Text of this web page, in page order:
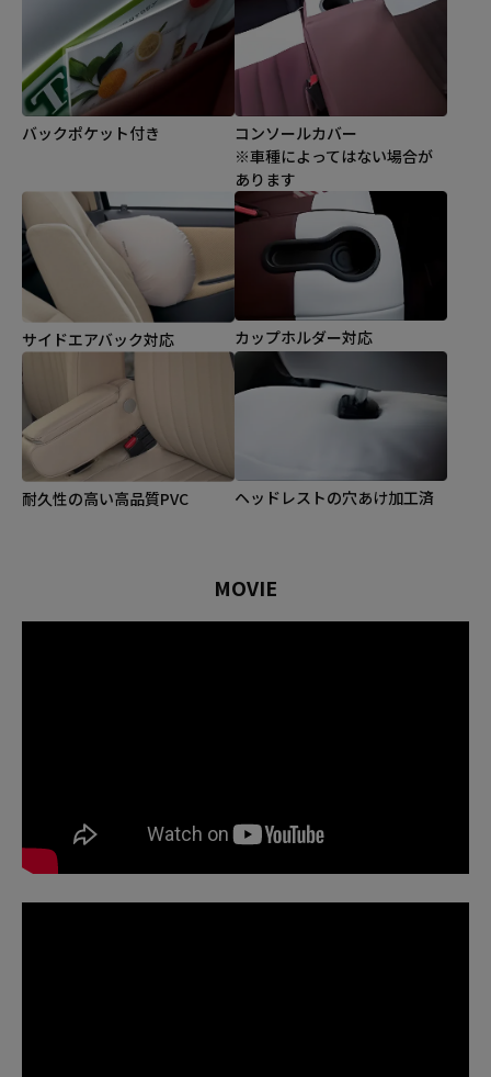
バックポケット付き
コンソールカバー
※車種によってはない場合が
あります
サイドエアバック対応 カップホルダー対応
耐久性の高い高品質PVC ヘッドレストの穴あけ加工済
MOVIE